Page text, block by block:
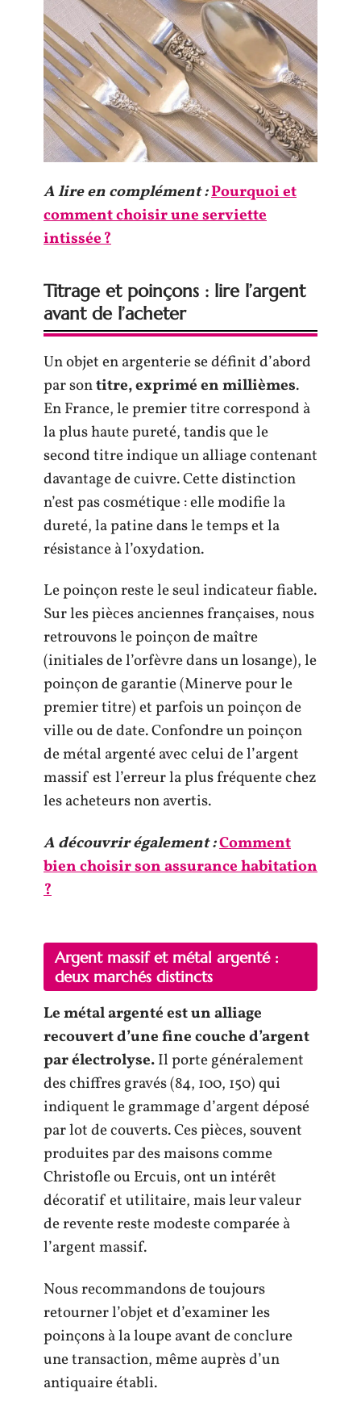
A lire en complément :Pourquoi et
comment choisir une serviette
intissée ?
Titrage et poinçons : lire l’argent
avant de l’acheter
Un objet en argenterie se définit d’abord
par sontitre, exprimé en millièmes.
En France, le premier titre correspond à
la plus haute pureté, tandis que le
second titre indique un alliage contenant
davantage de cuivre. Cette distinction
n’est pas cosmétique : elle modifie la
dureté, la patine dans le temps et la
résistance à l’oxydation.
Le poinçon reste le seul indicateur fiable.
Sur les pièces anciennes françaises, nous
retrouvons le poinçon de maître
(initiales de l’orfèvre dans un losange), le
poinçon de garantie (Minerve pour le
premier titre) et parfois un poinçon de
ville ou de date. Confondre un poinçon
de métal argenté avec celui de l’argent
massif est l’erreur la plus fréquente chez
les acheteurs non avertis.
A découvrir également :Comment
bien choisir son assurance habitation
?
Argent massif et métal argenté :
deux marchés distincts
Le métal argenté est un alliage
recouvert d’une fine couche d’argent
par électrolyse.Il porte généralement
des chiffres gravés (84, 100, 150) qui
indiquent le grammage d’argent déposé
par lot de couverts. Ces pièces, souvent
produites par des maisons comme
Christofle ou Ercuis, ont un intérêt
décoratif et utilitaire, mais leur valeur
de revente reste modeste comparée à
l’argent massif.
Nous recommandons de toujours
retourner l’objet et d’examiner les
poinçons à la loupe avant de conclure
une transaction, même auprès d’un
antiquaire établi.